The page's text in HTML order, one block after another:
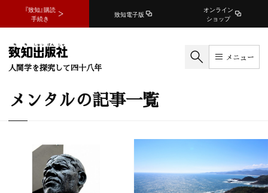
『致知』購読
手続き
致知電子版
オンライン
ショップ
人間学を探究して四十八年
メニュー
メンタルの記事一覧